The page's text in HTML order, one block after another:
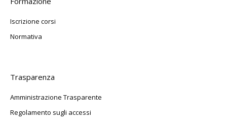
Iscrizione corsi
Normativa
Trasparenza
Amministrazione Trasparente
Regolamento sugli accessi